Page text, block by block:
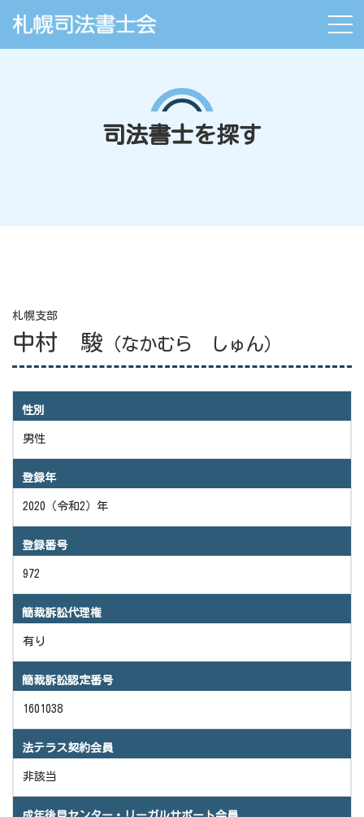
司法書士を探す
札幌支部
中村 駿 （なかむら しゅん）
性別
男性
登録年
2020（令和2）年
登録番号
972
簡裁訴訟代理権
有り
簡裁訴訟認定番号
1601038
法テラス契約会員
非該当